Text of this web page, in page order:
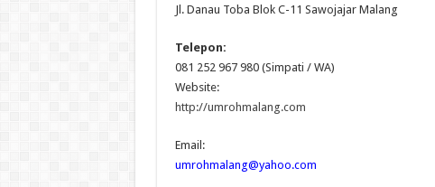
Jl. Danau Toba Blok C-11 Sawojajar Malang
Telepon:
081 252 967 980 (Simpati / WA)
Website:
http://umrohmalang.com
Email:
umrohmalang@yahoo.com